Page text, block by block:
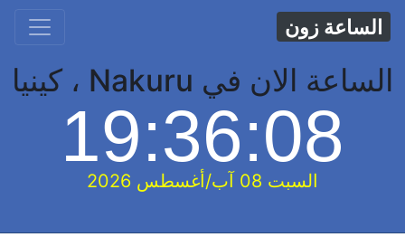
الساعة زون
الساعة الان في Nakuru ، كينيا
19:36:09
السبت 08 آب/أغسطس 2026